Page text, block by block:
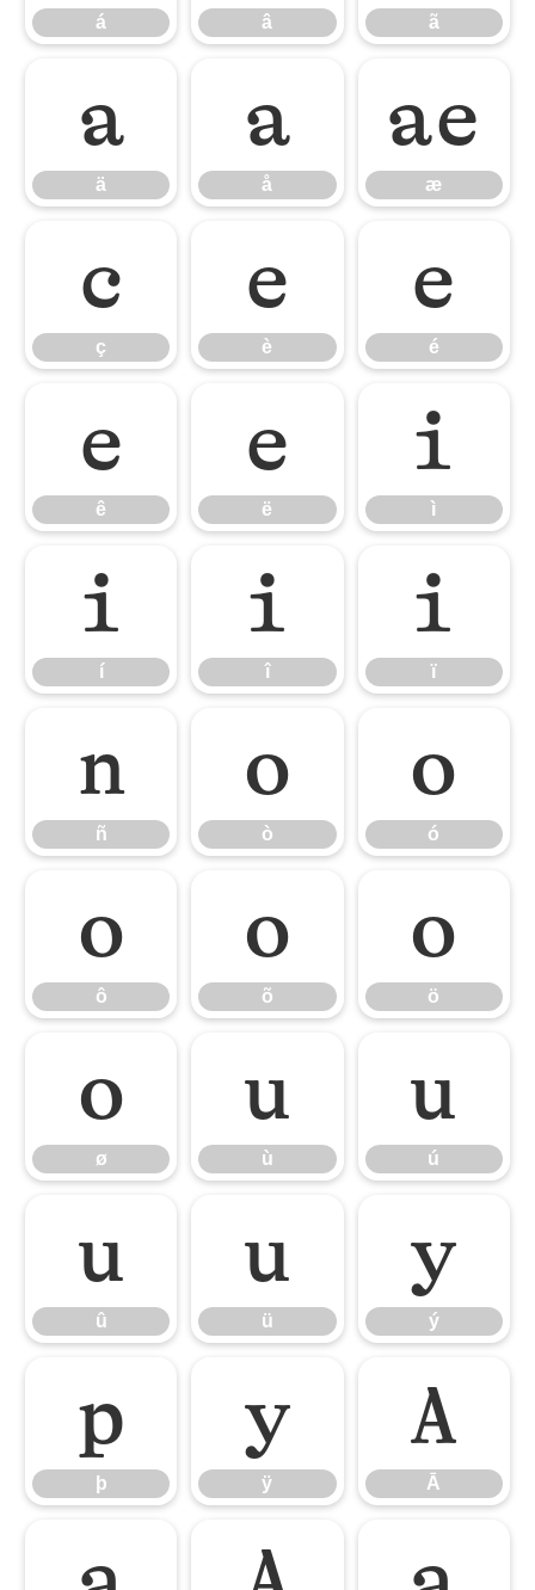
á â ã
ä
ä
å
å
æ
æ
ç
ç
è
è
é
é
ê
ê
ë
ë
ì
ì
í
í
î
î
ï
ï
ñ
ñ
ò
ò
ó
ó
ô
ô
õ
õ
ö
ö
ø
ø
ù
ù
ú
ú
û
û
ü
ü
ý
ý
þ
þ
ÿ
ÿ
Ā
Ā